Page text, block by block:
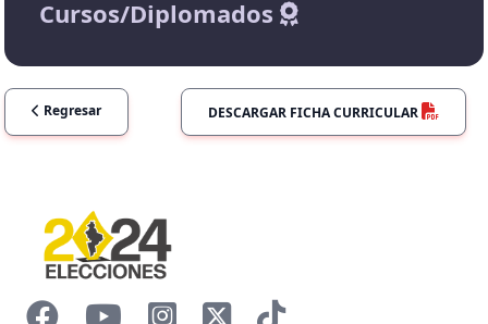
Cursos/Diplomados
Regresar DESCARGAR FICHA CURRICULAR